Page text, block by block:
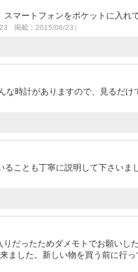
マートフォンをポケットに入れ
掲載：2015/06/23）
な時計がありますので、見るだけ
ことも丁寧に説明して下さいまし
だったためダメモトでお願いし
ました。新しい物を買う前に行っ